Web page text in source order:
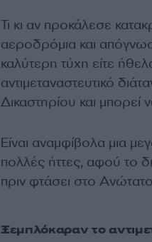
Τι κι αν προκάλεσε
αεροδρόμια και
καλύτερη τύχη είτε
αντιμεταναστευτικό
Δικαστηρίου και μπορεί
Είναι αναμφίβολα μια
πολλές ήττες, αφού το
πριν φτάσει στο
Ξεμπλόκαραν το